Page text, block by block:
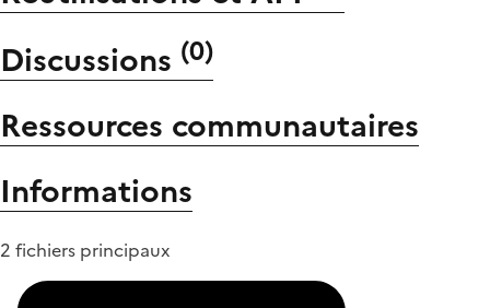
Discussions (0)
Ressources communautaires
Informations
2 fichiers principaux